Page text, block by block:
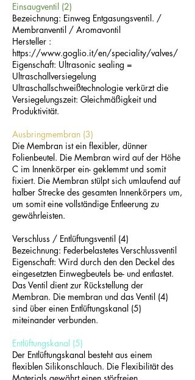
Einsaugventil (2)
Bezeichnung: Einweg Entgasungsventil. /
Membranventil / Aromavontil
Hersteller :
https://www.goglio.it/en/speciality/valves/
Eigenschaft: Ultrasonic sealing =
Ultraschallversiegelung
Ultraschallschweißtechnologie verkürzt die
Versiegelungszeit: Gleichmäßigkeit und
Produktivität.
Ausbringmembran (3)
Die Membran ist ein flexibler, dünner
Folienbeutel. Die Membran wird auf der Höhe
C im Innenkörper ein- geklemmt und somit
fixiert. Die Membran stülpt sich umlaufend auf
halber Strecke des gesamten Innenkörpers um,
um somit eine vollständige Entleerung zu
gewährleisten.
Verschluss / Entlüftungsventil (4)
Bezeichnung: Federbelastetes Verschlussventil
Eigenschaft: Wird durch den den Deckel des
eingesetzten Einwegbeutels be- und entlastet.
Das Ventil dient zur Rückstellung der
Membran. Die membran und das Ventil (4)
sind über einen Entlüftungskanal (5)
miteinander verbunden.
Entlüftungskanal (5)
Der Entlüftungskanal besteht aus einem
flexiblen Silikonschlauch. Die Flexibilität des